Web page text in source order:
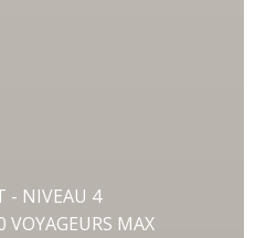
- NIVEAU 4
VOYAGEURS MAX